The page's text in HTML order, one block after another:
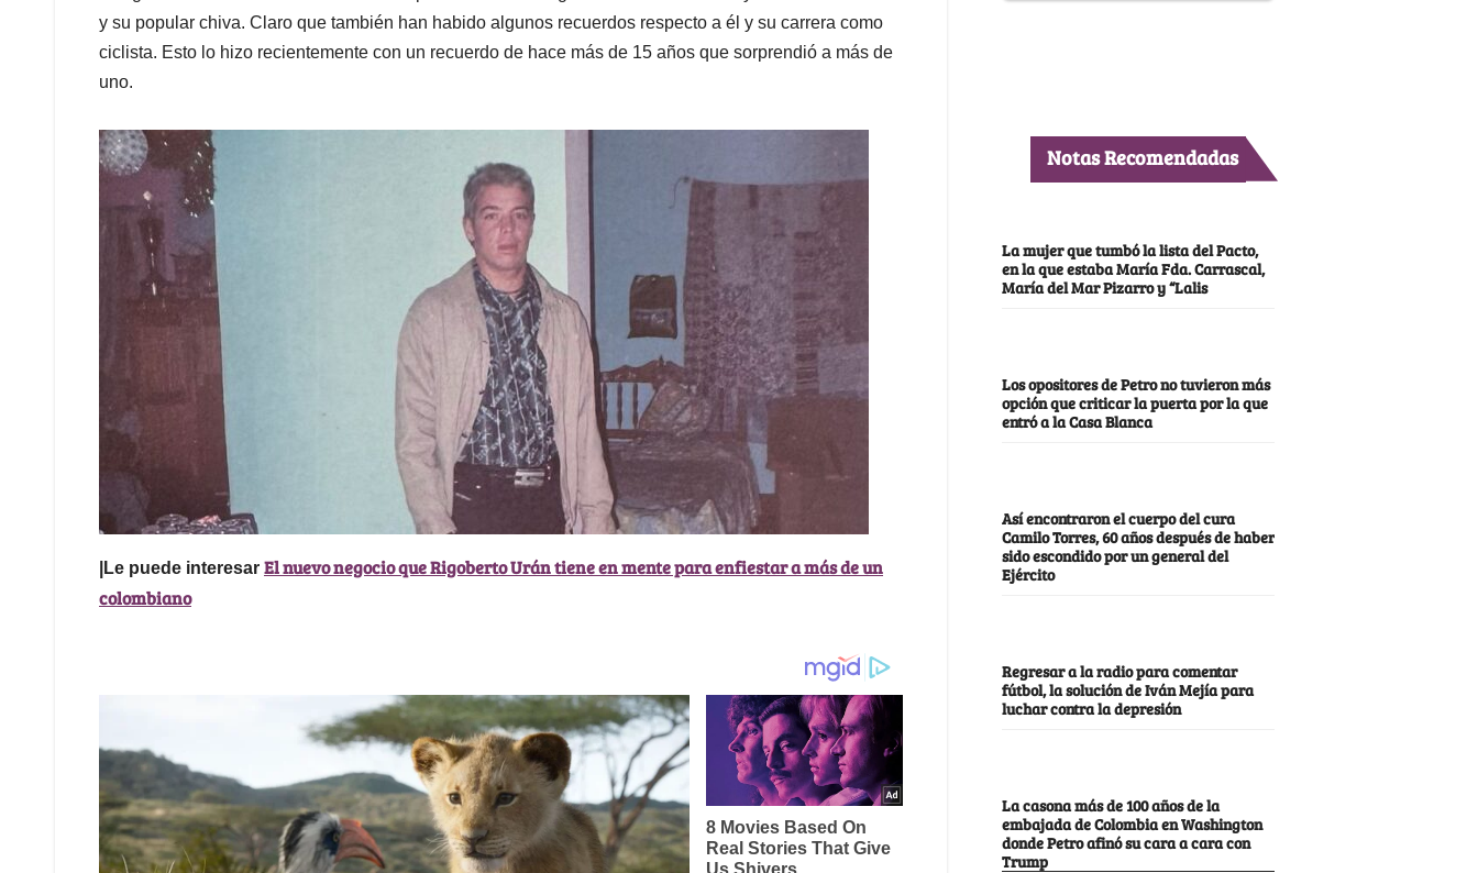
y su popular chiva. Claro que también han habido algunos recuerdos respecto a él y su carrera como
ciclista. Esto lo hizo recientemente con un recuerdo de hace más de 15 años que sorprendió a más de
uno.
|Le puede interesar El nuevo negocio que Rigoberto Urán tiene en mente para enfiestar a más de un
colombiano
Notas Recomendadas
La mujer que tumbó la lista del Pacto,
en la que estaba María Fda. Carrascal,
María del Mar Pizarro y “Lalis
Los opositores de Petro no tuvieron más
opción que criticar la puerta por la que
entró a la Casa Blanca
Así encontraron el cuerpo del cura
Camilo Torres, 60 años después de haber
sido escondido por un general del
Ejército
Regresar a la radio para comentar
fútbol, la solución de Iván Mejía para
luchar contra la depresión
La casona más de 100 años de la
embajada de Colombia en Washington
donde Petro afinó su cara a cara con
Trump